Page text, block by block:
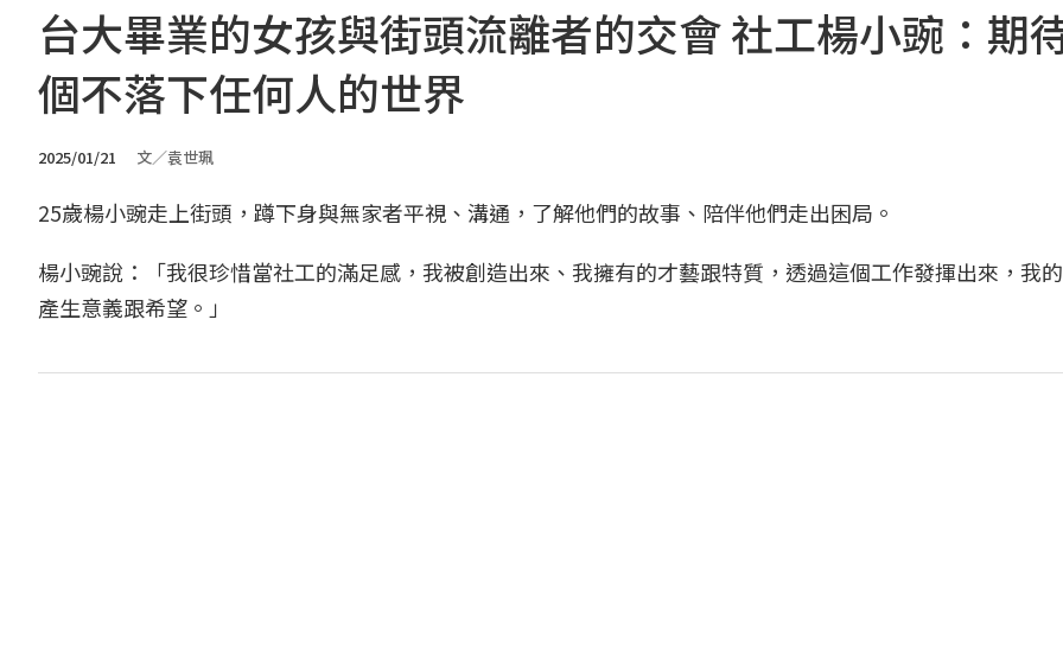
台大畢業的女孩與街頭流離者的交會 社工楊小豌：期
個不落下任何人的世界
2025/01/21 文／袁世珮
25歲楊小豌走上街頭，蹲下身與無家者平視、溝通，了解他們的故事、陪伴他們走出困局。
楊小豌說：「我很珍惜當社工的滿足感，我被創造出來、我擁有的才藝跟特質，透過這個工作發揮出來，我
產生意義跟希望。」